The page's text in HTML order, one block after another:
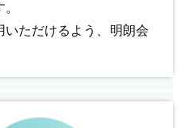
いただけるよう、明朗会